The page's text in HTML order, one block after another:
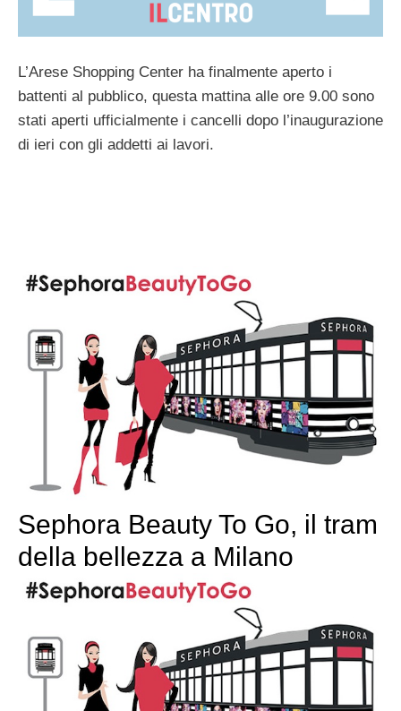
L’Arese Shopping Center ha finalmente aperto i
battenti al pubblico, questa mattina alle ore 9.00 sono
stati aperti ufficialmente i cancelli dopo l’inaugurazione
di ieri con gli addetti ai lavori.
Sephora Beauty To Go, il tram
della bellezza a Milano